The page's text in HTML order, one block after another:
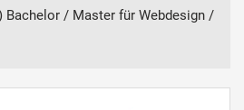
Bachelor / Master für Webdesign /